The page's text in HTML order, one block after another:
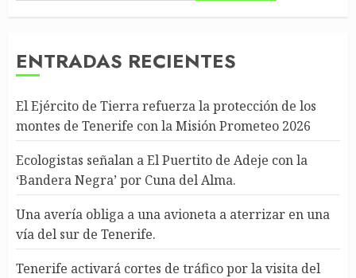
ENTRADAS RECIENTES
El Ejército de Tierra refuerza la protección de los
montes de Tenerife con la Misión Prometeo 2026
Ecologistas señalan a El Puertito de Adeje con la
‘Bandera Negra’ por Cuna del Alma.
Una avería obliga a una avioneta a aterrizar en una
vía del sur de Tenerife.
Tenerife activará cortes de tráfico por la visita del